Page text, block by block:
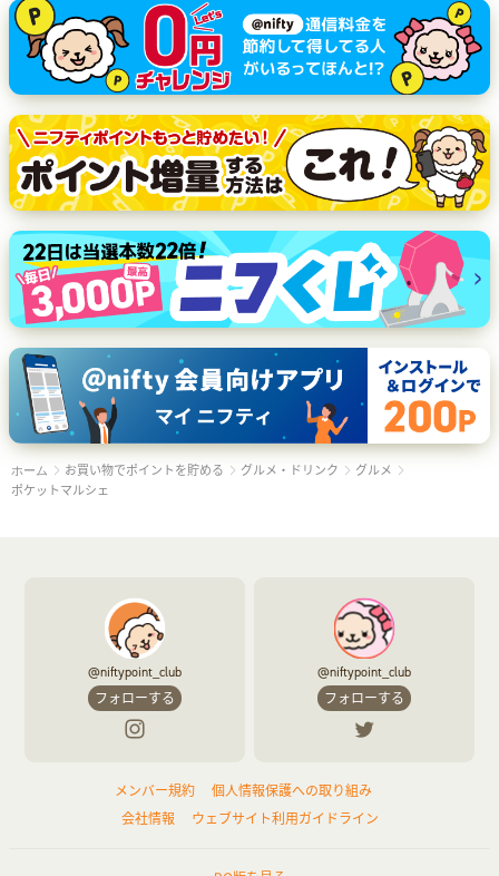
ホーム お買い物でポイントを貯める グルメ・ドリンク
グルメ
ポケットマルシェ
@niftypoint_club
フォローする
@niftypoint_club
フォローする
メンバー規約
個人情報保護への取り組み
会社情報
ウェブサイト利用ガイドライン